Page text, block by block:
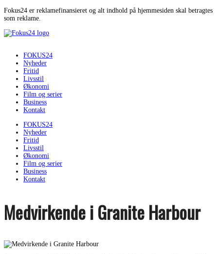
Fokus24 er reklamefinansieret og alt indhold på hjemmesiden skal betragtes
som reklame.
FOKUS24
Nyheder
Fritid
Livsstil
Økonomi
Film og serier
Business
Kontakt
FOKUS24
Nyheder
Fritid
Livsstil
Økonomi
Film og serier
Business
Kontakt
Medvirkende i Granite Harbour